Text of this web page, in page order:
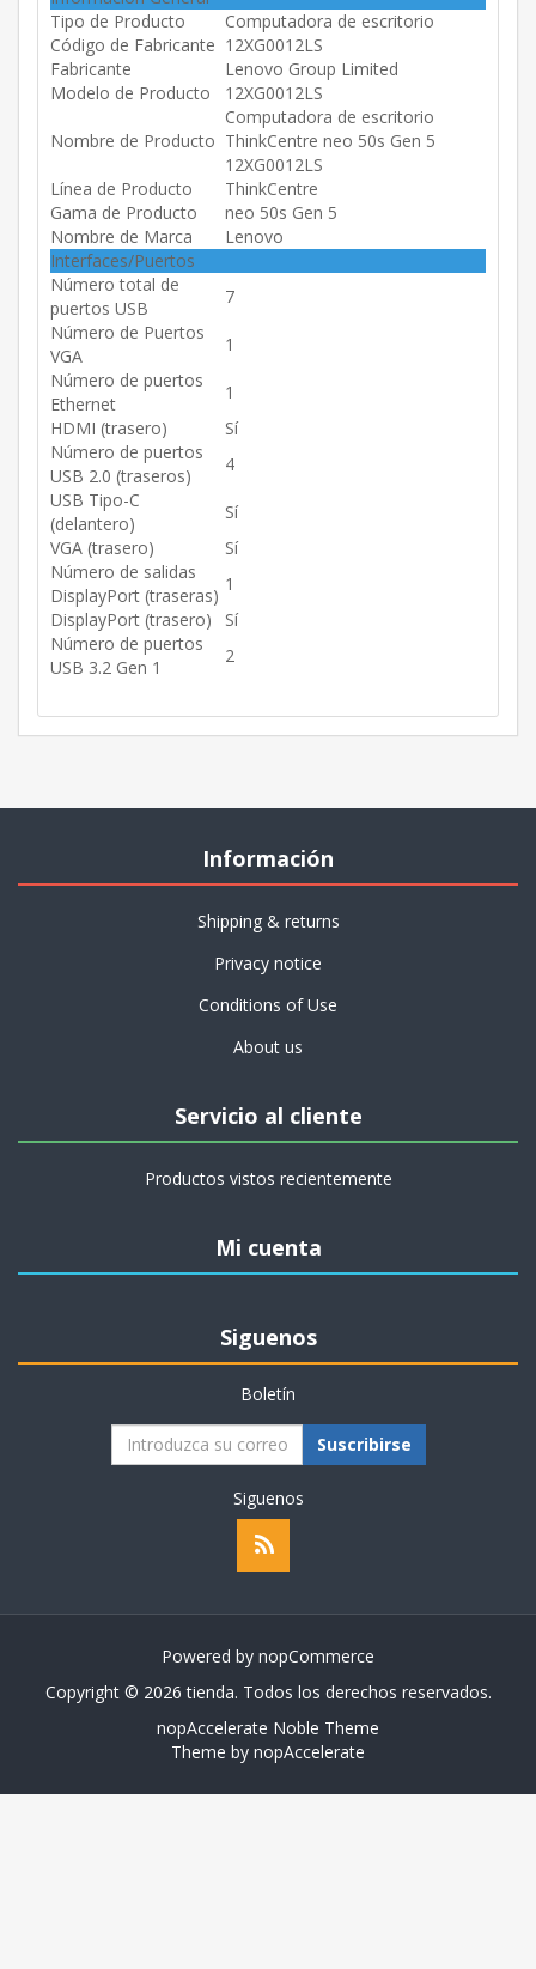
Tipo de Producto
Computadora de escritorio
Código de Fabricante 12XG0012LS
Fabricante
Lenovo Group Limited
Modelo de Producto
12XG0012LS
Nombre de Producto
Computadora de escritorio
ThinkCentre neo 50s Gen 5
12XG0012LS
Línea de Producto
ThinkCentre
Gama de Producto
neo 50s Gen 5
Nombre de Marca
Lenovo
Interfaces/Puertos
Número total de
puertos USB
7
Número de Puertos
VGA
1
Número de puertos
Ethernet
1
HDMI (trasero)
Sí
Número de puertos
USB 2.0 (traseros)
4
USB Tipo-C
(delantero)
Sí
VGA (trasero)
Sí
Número de salidas
DisplayPort (traseras)
1
DisplayPort (trasero)
Sí
Número de puertos
USB 3.2 Gen 1
2
Información
Shipping & returns
Privacy notice
Conditions of Use
About us
Servicio al cliente
Productos vistos recientemente
Mi cuenta
Siguenos
Boletín
Suscribirse
Siguenos
Powered by nopCommerce
Copyright © 2026 tienda. Todos los derechos reservados.
nopAccelerate Noble Theme
Theme by nopAccelerate